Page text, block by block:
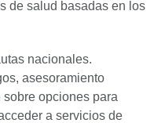
de salud basadas en los
nacionales.
asesoramiento
opciones para
a servicios de